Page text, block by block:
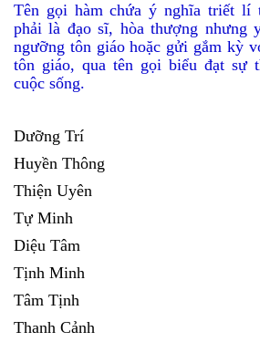
Tên gọi hàm chứa ý nghĩa triết lí
phải là đạo sĩ, hòa thượng nhưng
ngưỡng tôn giáo hoặc gửi gắm kỳ
tôn giáo, qua tên gọi biểu đạt sự
cuộc sống.
Dưỡng Trí
Huyền Thông
Thiện Uyên
Tự Minh
Diệu Tâm
Tịnh Minh
Tâm Tịnh
Thanh Cảnh